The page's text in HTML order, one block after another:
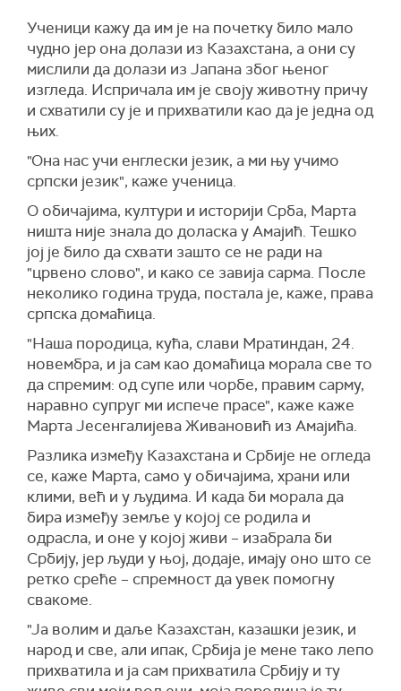
Ученици кажу да им је на почетку било мало
чудно јер она долази из Казахстана, а они су
мислили да долази из Јапана због њеног
изгледа. Испричала им је своју животну причу
и схватили су је и прихватили као да је једна од
њих.
"Она нас учи енглески језик, а ми њу учимо
српски језик", каже ученица.
О обичајима, култури и историји Срба, Марта
ништа није знала до доласка у Амајић. Тешко
јој је било да схвати зашто се не ради на
"црвено слово", и како се завија сарма. После
неколико година труда, постала је, каже, права
српска домаћица.
"Наша породица, кућа, слави Мратиндан, 24.
новембра, и ја сам као домаћица морала све то
да спремим: од супе или чорбе, правим сарму,
наравно супруг ми испече прасе", каже каже
Марта Јесенгалијева Живановић из Амајића.
Разлика између Казахстана и Србије не огледа
се, каже Марта, само у обичајима, храни или
клими, већ и у људима. И када би морала да
бира између земље у којој се родила и
одрасла, и оне у којој живи – изабрала би
Србију, јер људи у њој, додаје, имају оно што се
ретко среће – спремност да увек помогну
свакоме.
"Ја волим и даље Казахстан, казашки језик, и
народ и све, али ипак, Србија је мене тако лепо
прихватила и ја сам прихватила Србију и ту